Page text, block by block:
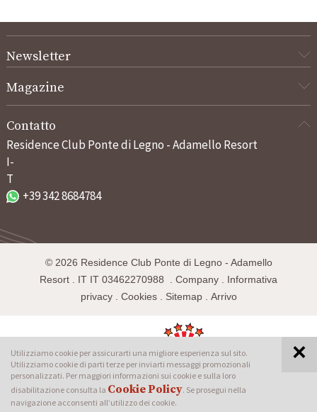
Utilizziamo cookie per assicurarti una migliore esperienza sul sito.
Utilizziamo cookie di parti terze per inviarti messaggi promozionali
personalizzati. Per maggiori informazioni sui cookie e sulla loro
disabilitazione consulta la Cookie Policy. Se prosegui nella
navigazione acconsenti all’utilizzo dei cookie.
Newsletter
Magazine
Contatto
Residence Club Ponte di Legno - Adamello Resort
I-
T
+39 342 8684784
© 2026 Residence Club Ponte di Legno - Adamello
Resort . IT IT 03462270988 . Company . Informativa
privacy. Cookies. Sitemap. Arrivo
produced by